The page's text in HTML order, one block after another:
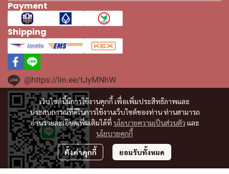
เว็บไซต์นี้มีการใช้งานคุกกี้ เพื่อเพิ่มประสิทธิภาพและ
ประสบการณ์ที่ดีในการใช้งานเว็บไซต์ของท่าน ท่านสามารถ
อ่านรายละเอียดเพิ่มเติมได้ที่ นโยบายความเป็นส่วนตัว และ
นโยบายคุกกี้
ตั้งค่าคุกกี้ ยอมรับทั้งหมด
Payment
Shipping
@https://lin.ee/tJyMNhW